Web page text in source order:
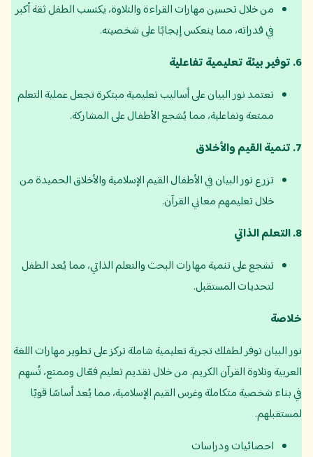
من خلال تحسين مهارات القراءة والتلاوة، يكتسب الطفل ثقة أكبر
في قدراته، مما ينعكس إيجابًا على شخصيته.
6. توفير بيئة تعليمية تفاعلية
تعتمد نور البيان على أساليب تعليمية مبتكرة تجعل عملية التعلم
ممتعة وتفاعلية، مما يُشجع الأطفال على المشاركة.
7. تنمية القيم والأخلاق
تزرع نور البيان في الأطفال القيم الإسلامية والأخلاق الحميدة من
خلال تعليمهم معاني القرآن.
8. التعلم الذاتي
تشجع على تنمية مهارات البحث والتعلم الذاتي، مما يُعد الطفل
لتحديات المستقبل.
خلاصة
نور البيان توفر لطفلك تجربة تعليمية شاملة تركز على تطوير مهارات اللغة
العربية وتلاوة القرآن الكريم. من خلال تقديم تعليم فعّال وممتع، تُسهم
في بناء شخصية متكاملة وغرس القيم الإسلامية، مما يُعد أساسًا قويًا
لمستقبلهم.
احصائيات ودراسات